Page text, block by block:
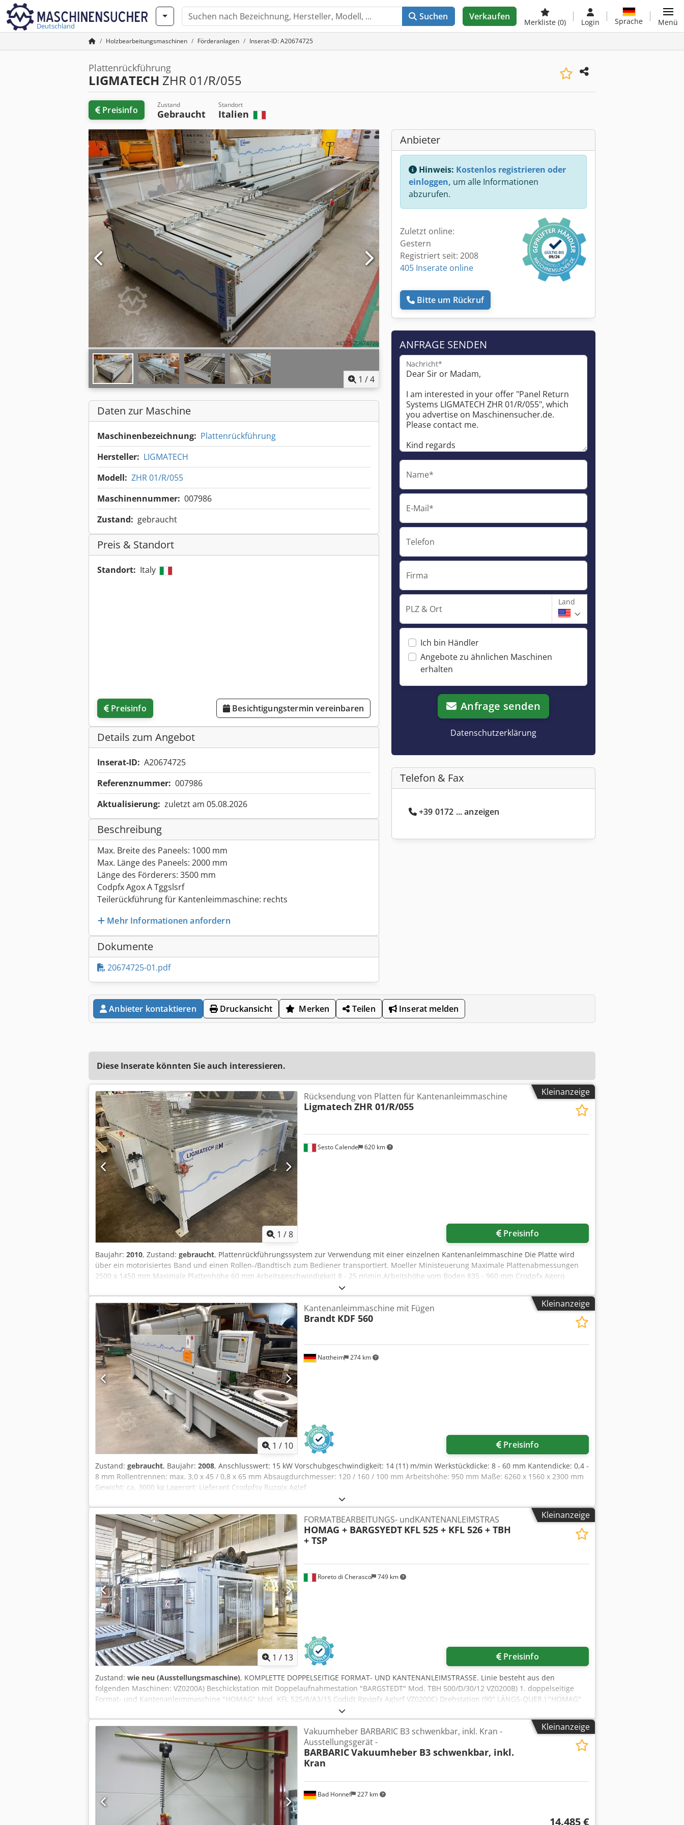
Deutschland
Suchen Verkaufen
Merkliste (0) Login Sprache Menü
Holzbearbeitungsmaschinen Förderanlagen Inserat-ID: A20674725
Plattenrückführung
LIGMATECH ZHR 01/R/055
Preisinfo Zustand
Gebraucht
Standort
Italien
1 /4
Daten zur Maschine
Maschinenbezeichnung: Plattenrückführung
Hersteller: LIGMATECH
Modell: ZHR 01/R/055
Maschinennummer: 007986
Zustand: gebraucht
Preis & Standort
Standort: Italy
Preisinfo Besichtigungstermin vereinbaren
Details zum Angebot
Inserat-ID: A20674725
Referenznummer: 007986
Aktualisierung: zuletzt am 05.08.2026
Beschreibung
Max. Breite des Paneels: 1000 mm
Max. Länge des Paneels: 2000 mm
Länge des Förderers: 3500 mm
Codpfx Agox A Tggslsrf
Teilerückführung für Kantenleimmaschine: rechts
Mehr Informationen anfordern
Dokumente
20674725-01.pdf
Anbieter
Hinweis: Kostenlos registrieren oder
einloggen, um alle Informationen
abzurufen.
Zuletzt online:
Gestern
Registriert seit: 2008
405 Inserate online
Bitte um Rückruf
ANFRAGE SENDEN
Nachricht*
Name*
E-Mail*
Telefon
Firma
PLZ & Ort
Land
Ich bin Händler
Angebote zu ähnlichen Maschinen
erhalten
Anfrage senden
Datenschutzerklärung
Telefon & Fax
+39 0172 ... anzeigen
Anbieter kontaktieren Druckansicht Merken Teilen Inserat melden
Diese Inserate könnten Sie auch interessieren.
Kleinanzeige
1 /8
Sesto Calende 620 km
Rücksendung von Platten für Kantenanleimmaschine
Ligmatech ZHR 01/R/055
Preisinfo
Baujahr: 2010, Zustand: gebraucht, Plattenrückführungssystem zur Verwendung mit einer einzelnen Kantenanleimmaschine Die Platte wird
über ein motorisiertes Band und einen Rollen-/Bandtisch zum Bediener transportiert. Moeller Ministeuerung Maximale Plattenabmessungen
2500 x 1450 mm Maximale Plattenhöhe 60 mm Arbeitsgeschwindigkeit 8 - 25 m\min Arbeitshöhe vom Boden 835 - 960 mm Crodpfx Agerq
Kleinanzeige
1 / 10
Nattheim 274 km
Kantenanleimmaschine mit Fügen
Brandt KDF 560
Preisinfo
Zustand: gebraucht, Baujahr: 2008, Anschlusswert: 15 kW Vorschubgeschwindigkeit: 14 (11) m/min Werkstückdicke: 8 - 60 mm Kantendicke: 0,4 -
8 mm Rollentrennen: max. 3,0 x 45 / 0,8 x 65 mm Absaugdurchmesser: 120 / 160 / 100 mm Arbeitshöhe: 950 mm Maße: 6260 x 1560 x 2300 mm
Gewicht: ca. 3000 kg Lagerort: Lieferant Crodpfsy Ruzqjx Aglef
Kleinanzeige
1 / 13
Roreto di Cherasco 749 km
FORMATBEARBEITUNGS- undKANTENANLEIMSTRAS
HOMAG + BARGSYEDT KFL 525 + KFL 526 + TBH
+ TSP
Preisinfo
Zustand: wie neu (Ausstellungsmaschine), KOMPLETTE DOPPELSEITIGE FORMAT- UND KANTENANLEIMSTRASSE. Linie besteht aus den
folgenden Maschinen: VZ0200A) Beschickstation mit Doppelaufnahmestation "BARGSTEDT" Mod. TBH 500/D/30/12 VZ0200B) 1. doppelseitige
Format- und Kantenanleimmaschine "HOMAG" Mod. KFL 525/8/A3/15 Codjdt Rgvjpfx Aglsrf VZ0200C) Drehstation (90° LÄNGS-QUER.) "HOMAG"
Mod. TDL 310/30/12 VZ0200D) 2. doppelseitige Format- und Kantenanleimmaschine "HOMAG" Mod. KFL 526/10/A3/30 VZ0200E) Drehstation (90°
QUER.-LÄNGS) "HOMAG" Mod. TDL 510/25/12 VZ0200F) Schwertbürste "WANDRES" VZ0200G) Abstapelung mit Doppelspeicherstation
"BARGSTEDT" Mod. TSP 410/D/25/12
Kleinanzeige
Bad Honnef 227 km
Vakuumheber BARBARIC B3 schwenkbar, inkl. Kran -
Ausstellungsgerät -
BARBARICVakuumheber B3 schwenkbar, inkl.
Kran
14.485 €